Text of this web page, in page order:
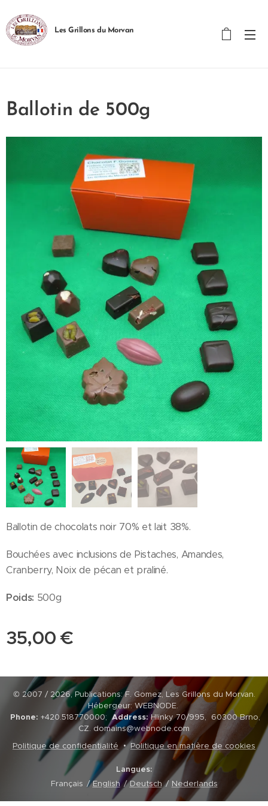
Les Grillons du Morvan
Ballotin de 500g
Ballotin de chocolats noir 70% et lait 38%.
Bouchées avec inclusions de Pistaches, Amandes,
Cranberry, Noix de pécan et praliné.
Poids: 500g
35,00 €
© 2007 / 2026, Publications: F. Gomez, Les Grillons du Morvan.
Hébergeur: WEBNODE.
Phone: +420.518770000;Address:Hlinky 70/995, 60300 Brno,
CZ. domains@webnode.com
Politique de confidentialité
Politique en matière de cookies
Langues
Français
English Deutsch Nederlands